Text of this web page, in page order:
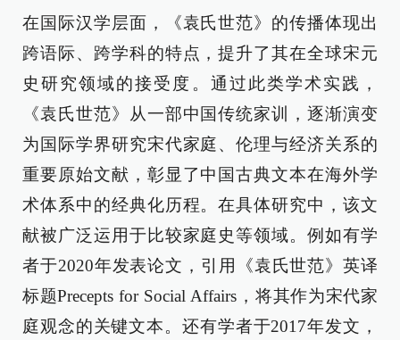
在国际汉学层面，《袁氏世范》的传播体现出
跨语际、跨学科的特点，提升了其在全球宋元
史研究领域的接受度。通过此类学术实践，
《袁氏世范》从一部中国传统家训，逐渐演变
为国际学界研究宋代家庭、伦理与经济关系的
重要原始文献，彰显了中国古典文本在海外学
术体系中的经典化历程。在具体研究中，该文
献被广泛运用于比较家庭史等领域。例如有学
者于2020年发表论文，引用《袁氏世范》英译
标题Precepts for Social Affairs，将其作为宋代家
庭观念的关键文本。还有学者于2017年发文，